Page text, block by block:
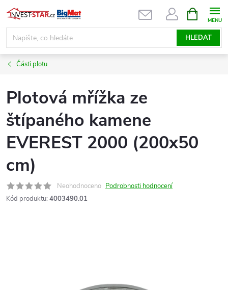
Přejít
na
obsah
HLEDAT
NÁKUPNÍ
KOŠÍK
Části plotu
Plotová mřížka ze
štípaného kamene
EVEREST 2000 (200x50
cm)
Neohodnoceno Podrobnosti hodnocení
Kód produktu: 4003490.01